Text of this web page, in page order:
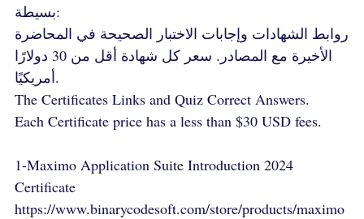
بسيطة:
روابط الشهادات وإجابات الاختبار الصحيحة في المحاضرة
الأخيرة مع المصادر. سعر كل شهادة أقل من 30 دولارًا
أمريكيًا.
The Certificates Links and Quiz Correct Answers.
Each Certificate price has a less than $30 USD fees.
1-Maximo Application Suite Introduction 2024
Certificate
https://www.binarycodesoft.com/store/products/maximo